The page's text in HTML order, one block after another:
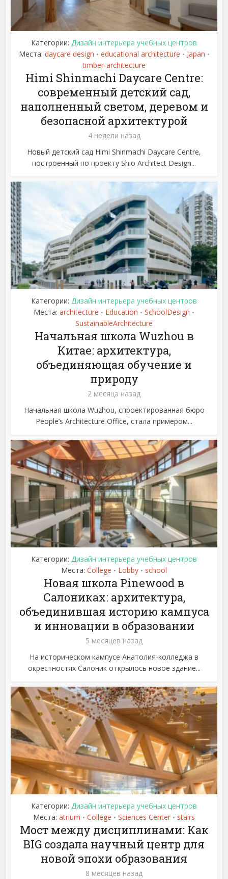
Категории: Дизайн интерьера учебных центров
Места: daycare design • educational architecture • Japan •
timber-architecture
Himi Shinmachi Daycare Centre:
современный детский сад,
наполненный светом, деревом и
безопасной архитектурой
4 недели назад
Новый детский сад Himi Shinmachi Daycare Centre,
построенный по проекту Shio Architect Design...
Категории: Дизайн интерьера учебных центров
Места: architecture • Education • SchoolDesign •
SustainableArchitecture
Начальная школа Wuzhou в
Китае: архитектура,
объединяющая обучение и
природу
2 месяца назад
Начальная школа Wuzhou, спроектированная бюро
People’s Architecture Office, стала примером...
Категории: Дизайн интерьера учебных центров
Места: College • Lobby • school
Новая школа Pinewood в
Салониках: архитектура,
объединившая историю кампуса
и инновации в образовании
5 месяцев назад
На историческом кампусе Анатолия-колледжа в
окрестностях Салоник открылось новое здание...
Категории: Дизайн интерьера учебных центров
Места: atrium • College • Sciences Center • stairs
Мост между дисциплинами: Как
BIG создала научный центр для
новой эпохи образования
8 месяцев назад